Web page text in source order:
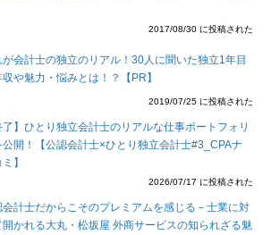
2017/08/30 に投稿された
が会計士の独立のリアル！30人に聞いた独立1年目
や魅力・悩みとは！？【PR】
2019/07/25 に投稿された
了】ひとり独立会計士のリアルな仕事ポートフォリ
公開！【公認会計士×ひとり独立会計士#3_CPAナ
】
2026/07/17 に投稿された
会計士だからこそのプレミアムを感じる－士業に対
開かれる大丸・松坂屋 外商サービスの知られざる魅